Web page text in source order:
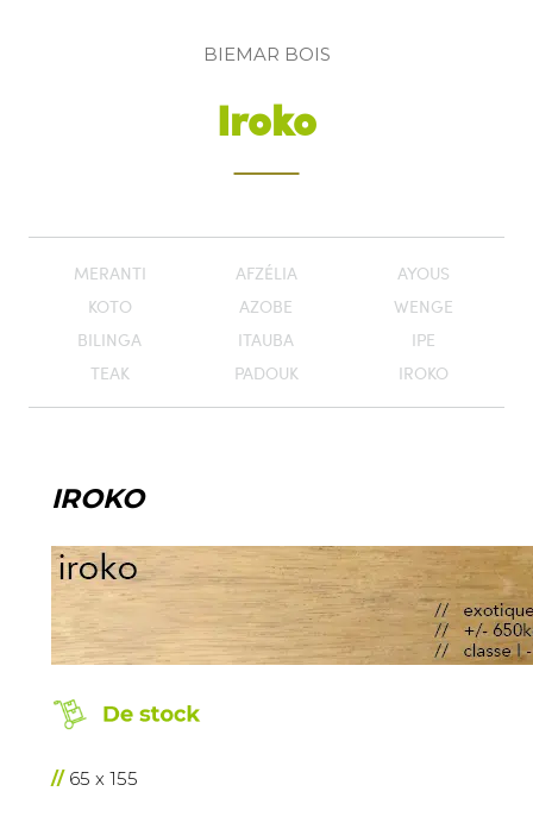
BIEMAR BOIS
Iroko
MERANTI AFZÉLIA
AYOUS
KOTO
AZOBE
WENGE
BILINGA
ITAUBA
IPE
TEAK
PADOUK IROKO
IROKO
65 x 155